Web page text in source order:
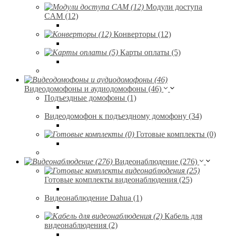
Модули доступа
CAM (12)
Конверторы (12)
Карты оплаты (5)
Видеодомофоны и аудиодомофоны (46)
Подъездные домофоны (1)
Видеодомофон к подъездному домофону (34)
Готовые комплекты (0)
Видеонаблюдение (276)
Готовые комплекты видеонаблюдения (25)
Видеонаблюдение Dahua (1)
Кабель для
видеонаблюдения (2)